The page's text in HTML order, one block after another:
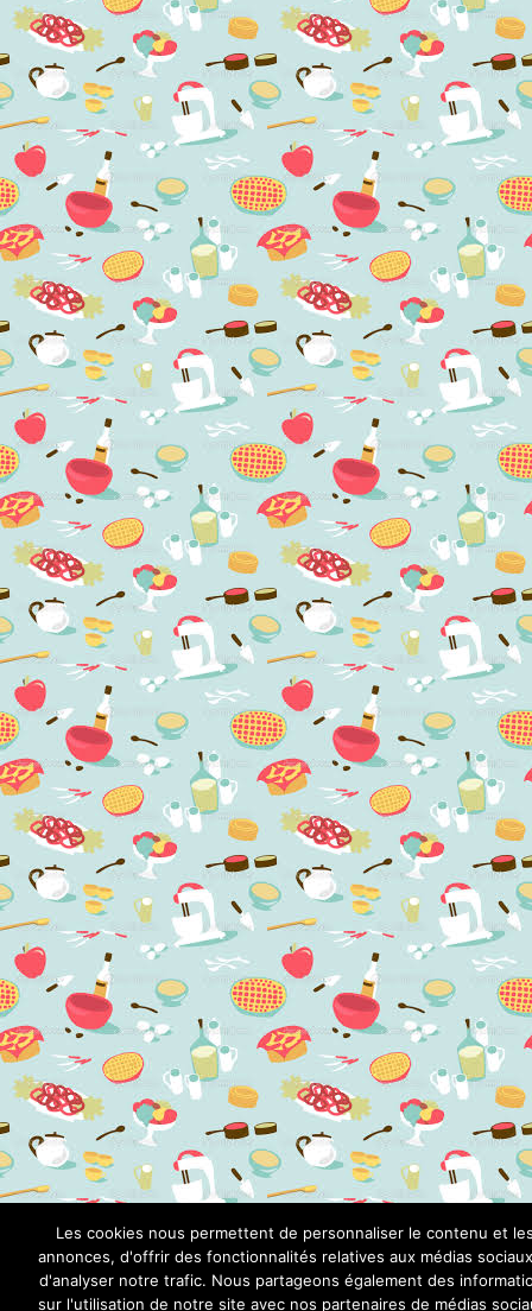
Les cookies nous permettent de personnaliser le contenu et
annonces, d'offrir des fonctionnalités relatives aux médias
d'analyser notre trafic. Nous partageons également des
sur l'utilisation de notre site avec nos partenaires de médias